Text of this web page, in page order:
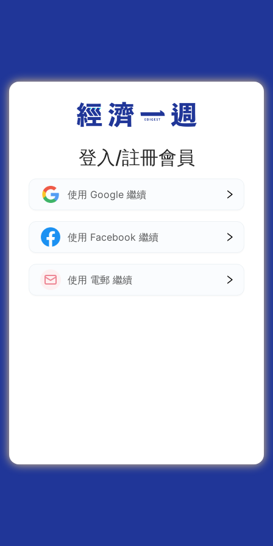
登入/註冊會員
使用 Google 繼續
使用 Facebook 繼續
使用 電郵 繼續